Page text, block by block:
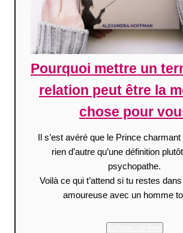
Pourquoi mettre un
relation peut être la
chose pour
Il s’est avéré que le Prince charmant
rien d’autre qu’une définition
psychopathe.
Voilà ce qui t’attend si tu restes
amoureuse avec un homme